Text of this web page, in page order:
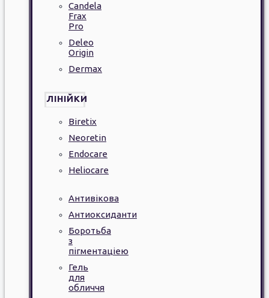
Candela
Frax
Pro
Deleo
Origin
Dermax
ЛІНІЙКИ
Biretix
Neoretin
Endocare
Heliocare
Антивікова
Антиоксиданти
Боротьба
з
пігментаціею
Гель
для
обличчя